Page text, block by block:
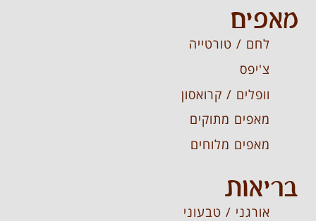
מאפים
לחם / טורטייה
צ'יפס
וופלים / קרואסון
מאפים מתוקים
מאפים מלוחים
בריאות
אורגני / טבעוני